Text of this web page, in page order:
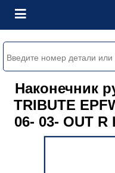
Наконечник
TRIBUTE
06- 03- OUT